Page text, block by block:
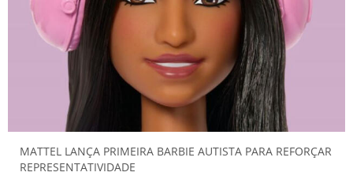
MATTEL LANÇA PRIMEIRA BARBIE AUTISTA PARA REFORÇAR
REPRESENTATIVIDADE